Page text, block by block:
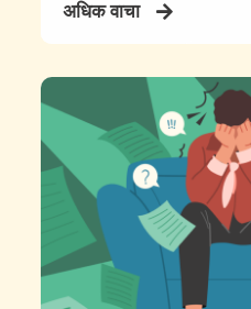
अधिक वाचा